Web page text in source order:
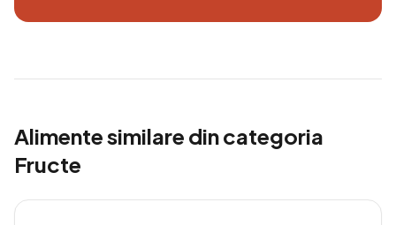
Alimente similare din categoria
Fructe